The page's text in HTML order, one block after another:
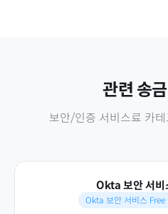
관련 송
보안/인증 서비스료 카
Okta 보안 서
Okta 보안 서비스 Free